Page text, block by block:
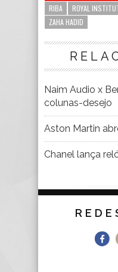
RIBA
ROYAL
ZAHA HADID
Naim Audio x
colunas-desejo
Aston Martin
Chanel lança